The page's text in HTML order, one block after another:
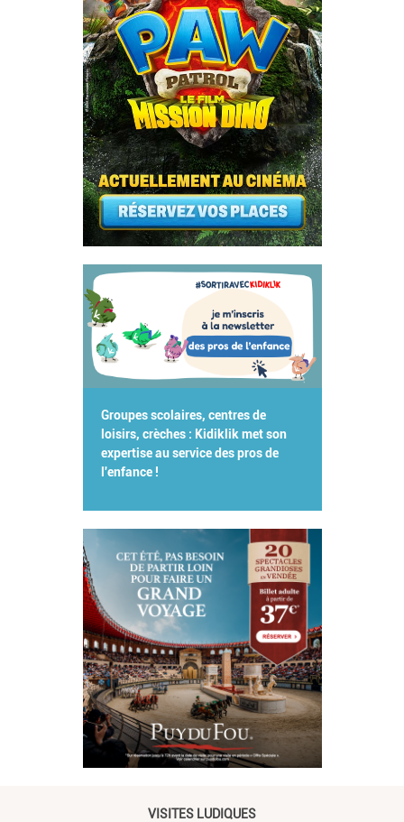
Groupes scolaires, centres de
loisirs, crèches : Kidiklik met son
expertise au service des pros de
l'enfance !
VISITES LUDIQUES